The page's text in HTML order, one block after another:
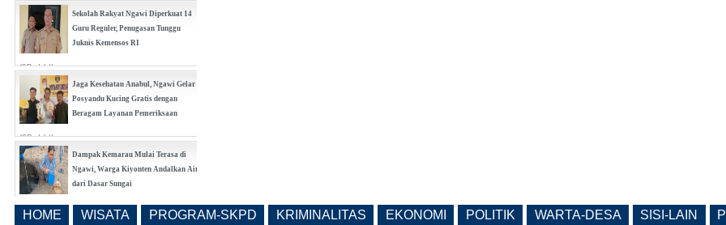
Sekolah Rakyat Ngawi Diperkuat 14
Guru Reguler, Penugasan Tunggu
Juknis Kemensos RI
(0 Reply(s))
Jaga Kesehatan Anabul, Ngawi Gelar
Posyandu Kucing Gratis dengan
Beragam Layanan Pemeriksaan
(0 Reply(s))
Dampak Kemarau Mulai Terasa di
Ngawi, Warga Kiyonten Andalkan Air
dari Dasar Sungai
HOME WISATA PROGRAM-SKPD KRIMINALITAS EKONOMI POLITIK WARTA-DESA SISI-LAIN